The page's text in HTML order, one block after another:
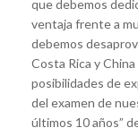
que debemos
ventaja frente a
debemos
Costa Rica y
posibilidades de
del examen de
últimos 10 años”